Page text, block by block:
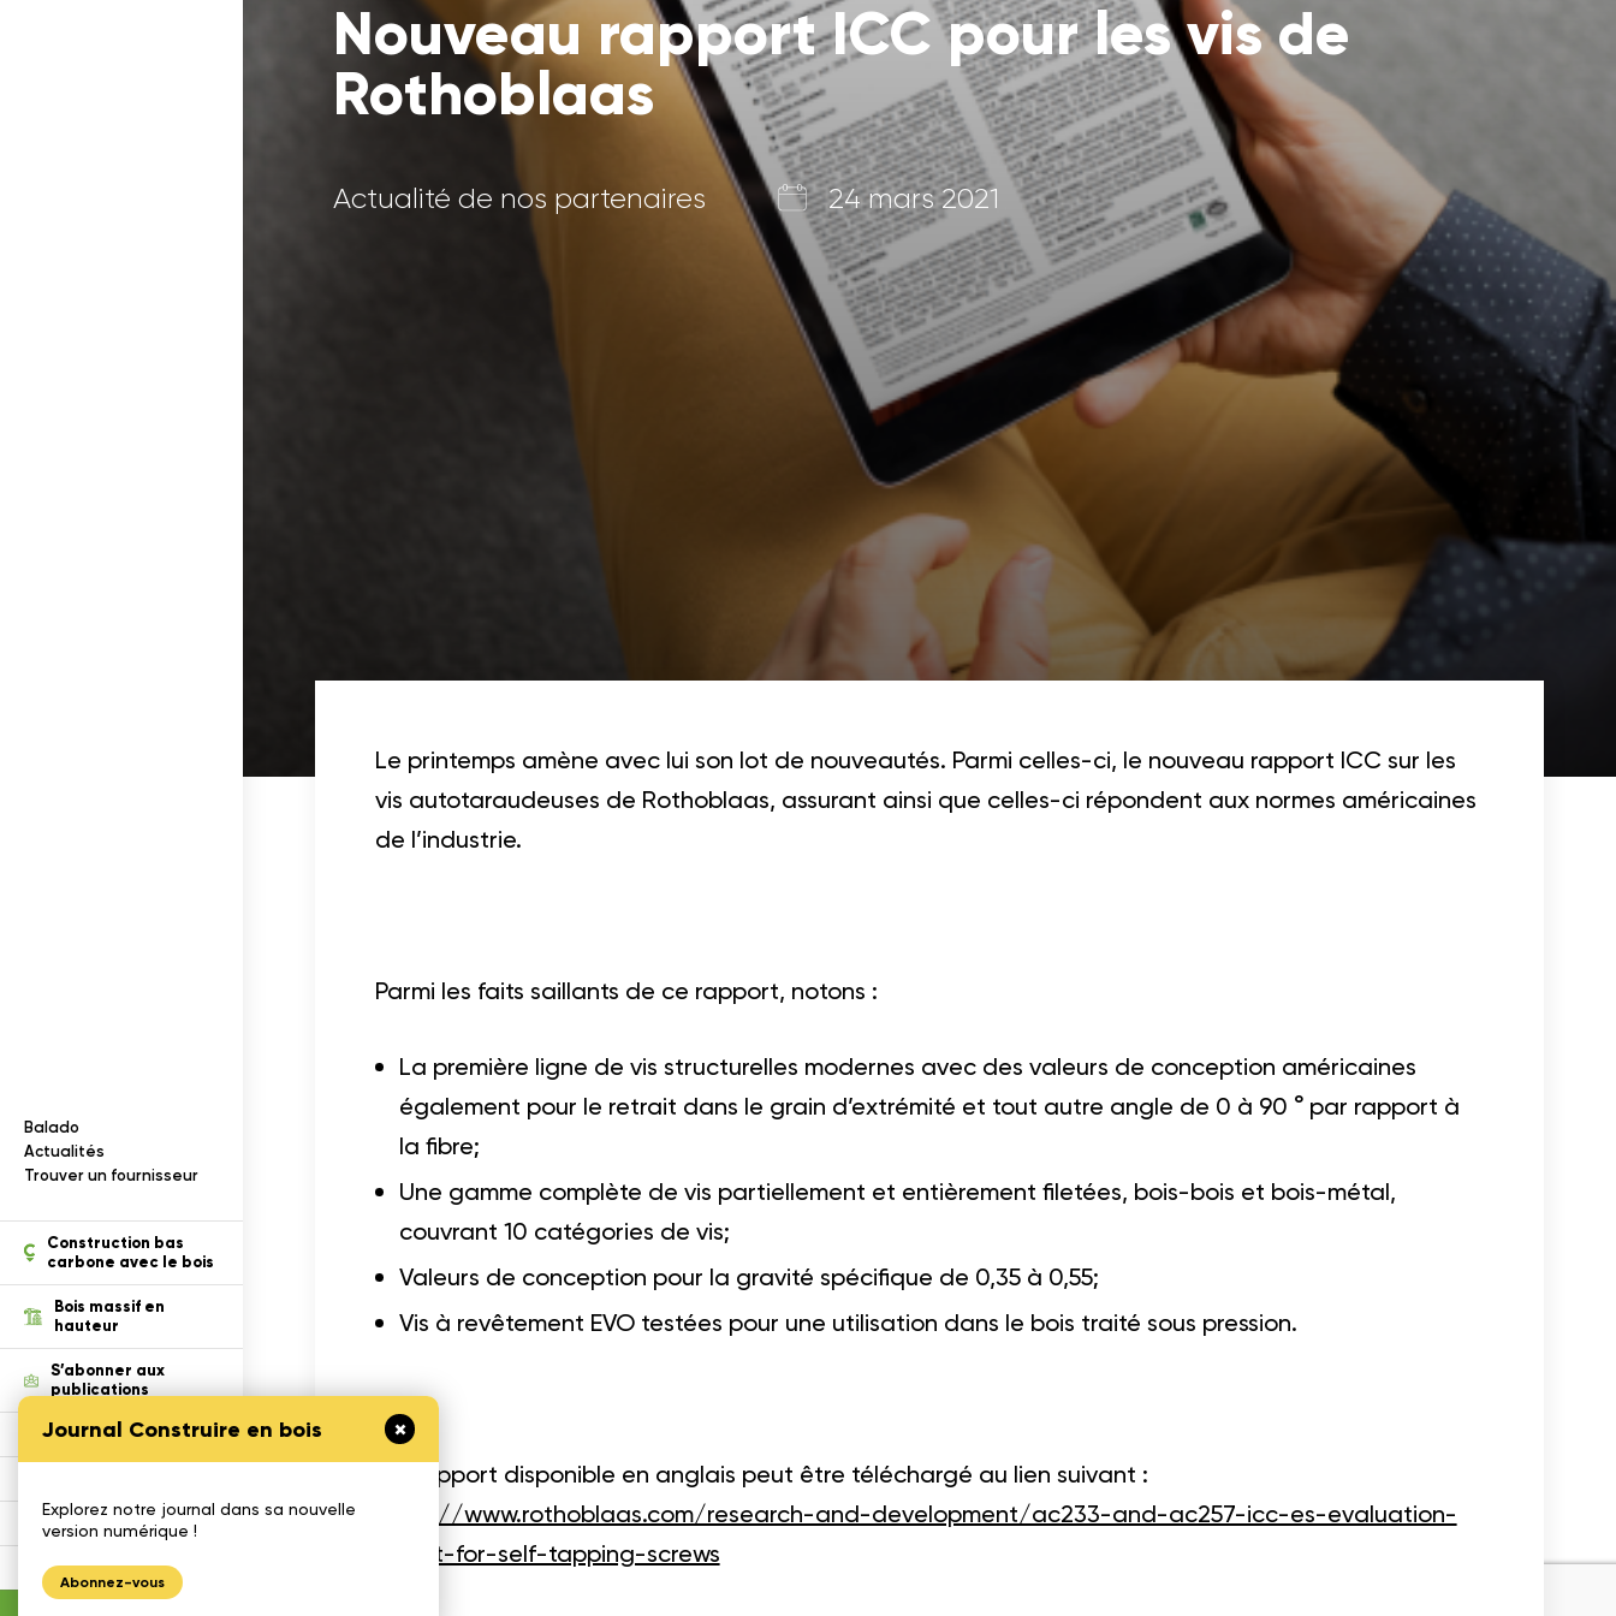
Balado
Actualités
Trouver un fournisseur
Construction bas
carbone avec le bois
Bois massif en
hauteur
S’abonner aux
publications
Défi Cecobois
Gestimat
Calculatrices
Journal Construire en bois
Explorez notre journal dans sa nouvelle
version numérique !
Abonnez-vous
des renseignements
s
Documentation
Nouveau rapport ICC pour les vis de
Rothoblaas
Actualité de nos partenaires 24 mars 2021
Le printemps amène avec lui son lot de nouveautés. Parmi celles-ci, le nouveau rapport ICC sur les
vis autotaraudeuses de Rothoblaas, assurant ainsi que celles-ci répondent aux normes américaines
de l’industrie.
Parmi les faits saillants de ce rapport, notons :
La première ligne de vis structurelles modernes avec des valeurs de conception américaines
également pour le retrait dans le grain d’extrémité et tout autre angle de 0 à 90 ° par rapport à
la fibre;
Une gamme complète de vis partiellement et entièrement filetées, bois-bois et bois-métal,
couvrant 10 catégories de vis;
Valeurs de conception pour la gravité spécifique de 0,35 à 0,55;
Vis à revêtement EVO testées pour une utilisation dans le bois traité sous pression.
Ce rapport disponible en anglais peut être téléchargé au lien suivant :
https://www.rothoblaas.com/research-and-development/ac233-and-ac257-icc-es-evaluation-
report-for-self-tapping-screws